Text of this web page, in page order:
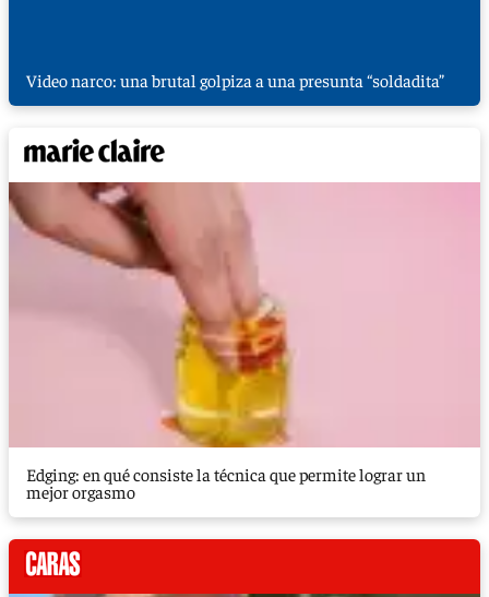
Video narco: una brutal golpiza a una presunta “soldadita”
Edging: en qué consiste la técnica que permite lograr un
mejor orgasmo